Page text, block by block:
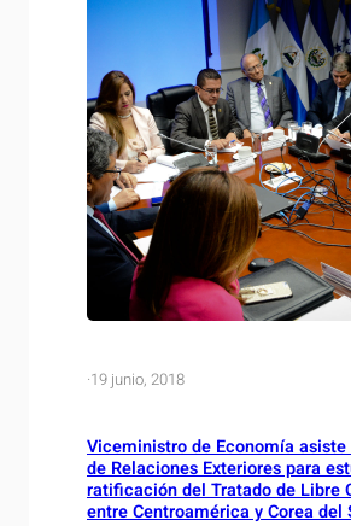
·19 junio, 2018
Viceministro de Economía
de Relaciones Exteriores para
ratificación del Tratado de Libre
entre Centroamérica y Corea del